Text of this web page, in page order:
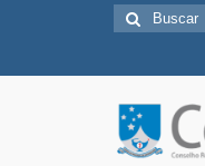
Buscar
por: